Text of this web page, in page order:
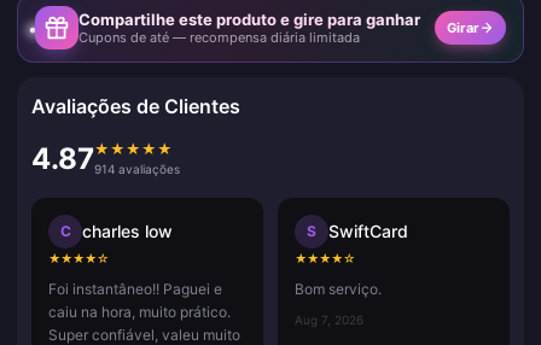
Compartilhe este produto e gire para ganhar
Cupons de até — recompensa diária limitada
Girar
Avaliações de Clientes
4.87★ ★ ★ ★ ★
914 avaliações
C charles low
★★★★☆
Foi instantâneo!! Paguei e
caiu na hora, muito prático.
Super confiável, valeu muito
S SwiftCard
★★★★☆
Bom serviço.
Aug 7, 2026